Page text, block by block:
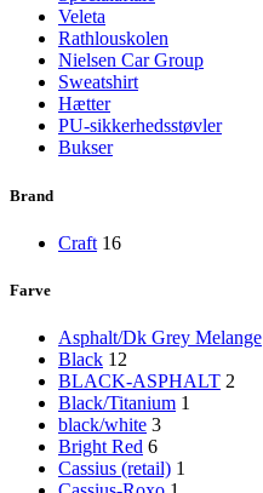
Veleta
Rathlouskolen
Nielsen Car Group
Sweatshirt
Hætter
PU-sikkerhedsstøvler
Bukser
Brand
Craft 16
Farve
Asphalt/Dk Grey Melange
Black 12
BLACK-ASPHALT 2
Black/Titanium 1
black/white 3
Bright Red 6
Cassius (retail) 1